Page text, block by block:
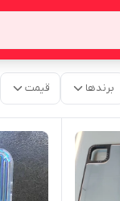
برندها قیمت